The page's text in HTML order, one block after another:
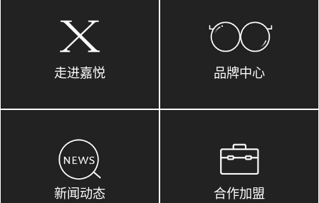
走进嘉悦 品牌中心
新闻动态 合作加盟